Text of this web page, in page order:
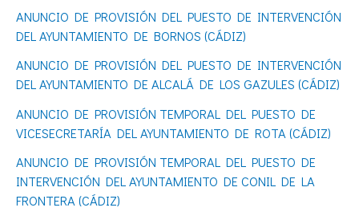
p
o
r
:
ANUNCIO DE PROVISIÓN DEL PUESTO DE INTERVENCIÓN
DEL AYUNTAMIENTO DE BORNOS (CÁDIZ)
ANUNCIO DE PROVISIÓN DEL PUESTO DE INTERVENCIÓN
DEL AYUNTAMIENTO DE ALCALÁ DE LOS GAZULES (CÁDIZ)
ANUNCIO DE PROVISIÓN TEMPORAL DEL PUESTO DE
VICESECRETARÍA DEL AYUNTAMIENTO DE ROTA (CÁDIZ)
ANUNCIO DE PROVISIÓN TEMPORAL DEL PUESTO DE
INTERVENCIÓN DEL AYUNTAMIENTO DE CONIL DE LA
FRONTERA (CÁDIZ)